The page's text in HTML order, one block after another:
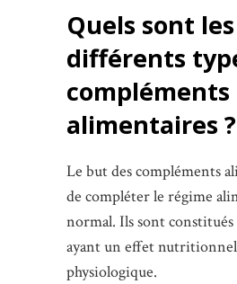
Quels sont les
différents
compléments
alimentaires ?
Le but des compléments
de compléter le régime
normal. Ils sont constitués
ayant un effet
physiologique.